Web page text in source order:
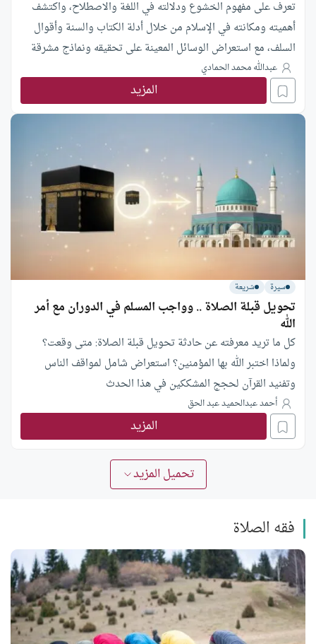
تعرف على مفهوم الخشوع ودلالته في اللغة والاصطلاح، واكتشف
أهميته ومكانته في الإسلام من خلال أدلة الكتاب والسنة وأقوال
السلف، مع استعراض الوسائل المعينة على تحقيقه ونماذج مشرقة
من خشوع النبي ﷺ وصحابته الكرام.
عبدالله محمد الحمادي
المزيد
سيرة شريعة
تحويل قبلة الصلاة .. وواجب المسلم في الدوران مع أمر
الله
كل ما تريد معرفته عن حادثة تحويل قبلة الصلاة: متى وقعت؟
ولماذا اختبر الله بها المؤمنين؟ استعراض شامل لمواقف الناس
وتفنيد القرآن لحجج المشككين في هذا الحدث
أحمد عبدالحميد عبد الحق
المزيد
تحميل المزيد
فقه الصلاة